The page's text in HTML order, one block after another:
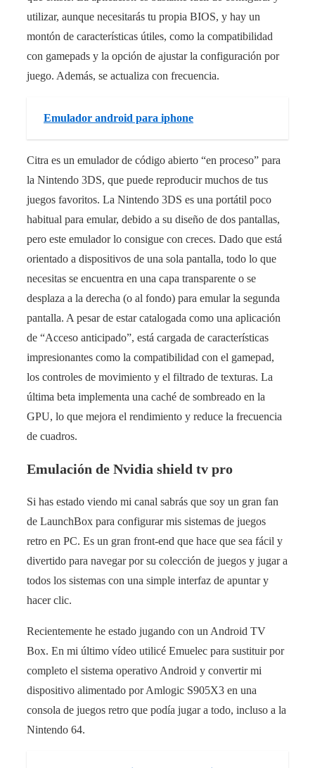
utilizar, aunque necesitarás tu propia BIOS, y hay un
montón de características útiles, como la compatibilidad
con gamepads y la opción de ajustar la configuración por
juego. Además, se actualiza con frecuencia.
Emulador android para iphone
Citra es un emulador de código abierto “en proceso” para
la Nintendo 3DS, que puede reproducir muchos de tus
juegos favoritos. La Nintendo 3DS es una portátil poco
habitual para emular, debido a su diseño de dos pantallas,
pero este emulador lo consigue con creces. Dado que está
orientado a dispositivos de una sola pantalla, todo lo que
necesitas se encuentra en una capa transparente o se
desplaza a la derecha (o al fondo) para emular la segunda
pantalla. A pesar de estar catalogada como una aplicación
de “Acceso anticipado”, está cargada de características
impresionantes como la compatibilidad con el gamepad,
los controles de movimiento y el filtrado de texturas. La
última beta implementa una caché de sombreado en la
GPU, lo que mejora el rendimiento y reduce la frecuencia
de cuadros.
Emulación de Nvidia shield tv pro
Si has estado viendo mi canal sabrás que soy un gran fan
de LaunchBox para configurar mis sistemas de juegos
retro en PC. Es un gran front-end que hace que sea fácil y
divertido para navegar por su colección de juegos y jugar a
todos los sistemas con una simple interfaz de apuntar y
hacer clic.
Recientemente he estado jugando con un Android TV
Box. En mi último vídeo utilicé Emuelec para sustituir por
completo el sistema operativo Android y convertir mi
dispositivo alimentado por Amlogic S905X3 en una
consola de juegos retro que podía jugar a todo, incluso a la
Nintendo 64.